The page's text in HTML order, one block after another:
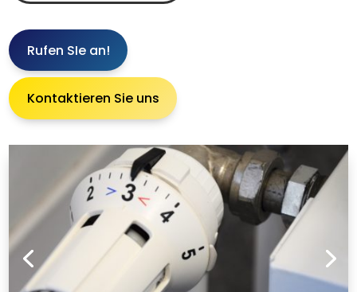
Rufen SIe an!
Kontaktieren Sie uns